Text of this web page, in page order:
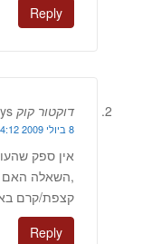
Reply
דוקטור קוק
8 ביולי 2009 at 14:12
אין ספק
,השאלה האם
קצפת/קרם
Reply